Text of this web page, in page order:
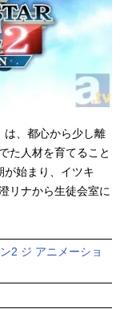
、都心から少し離
た人材を育てること
が始まり、イツキ
リナから生徒会室に
2 ジ アニメーショ